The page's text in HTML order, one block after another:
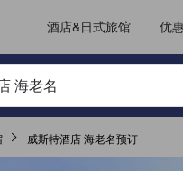
酒店&日式旅馆 优
以搜索，使用箭头或 tab 键以移动
威斯特酒店 海老名预订